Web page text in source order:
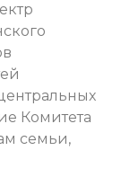
Комитета
семьи,